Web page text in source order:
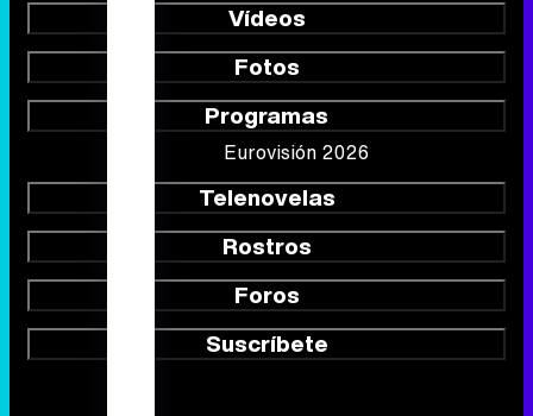
Vídeos
Fotos
Programas
Eurovisión 2026
Telenovelas
Rostros
Foros
Suscríbete